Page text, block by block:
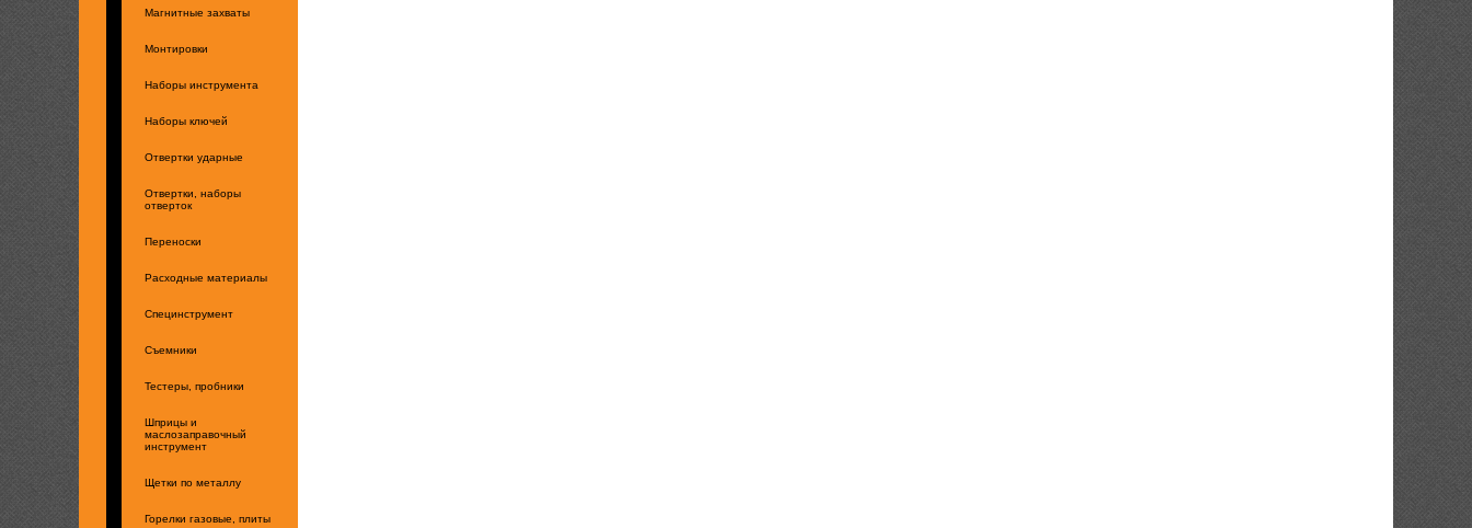
Магнитные захваты
Монтировки
Наборы инструмента
Наборы ключей
Отвертки ударные
Отвертки, наборы
отверток
Переноски
Расходные материалы
Специнструмент
Съемники
Тестеры, пробники
Шприцы и
маслозаправочный
инструмент
Щетки по металлу
Горелки газовые, плиты